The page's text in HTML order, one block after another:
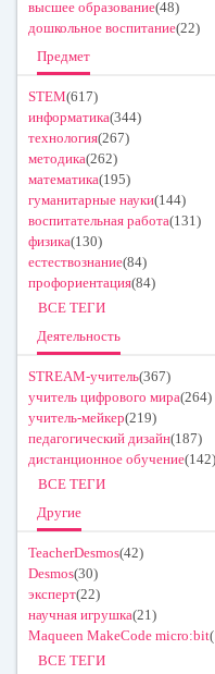
высшее образование(48)
дошкольное воспитание(22)
Предмет
STEM(617)
информатика(344)
технология(267)
методика(262)
математика(195)
гуманитарные науки(144)
воспитательная работа(131)
физика(130)
естествознание(84)
профориентация(84)
ВСЕ ТЕГИ
Деятельность
STREAM-учитель(367)
учитель цифрового мира(264)
учитель-мейкер(219)
педагогический дизайн(187)
дистанционное обучение(142)
ВСЕ ТЕГИ
Другие
TeacherDesmos(42)
Desmos(30)
эксперт(22)
научная игрушка(21)
Maqueen MakeCode micro:bit
ВСЕ ТЕГИ